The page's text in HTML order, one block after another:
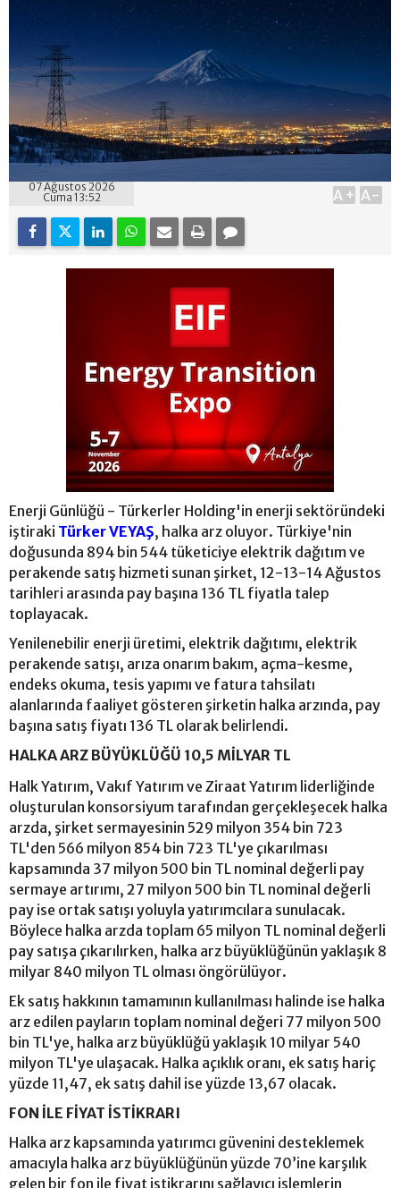
07 Ağustos 2026
Cuma 13:52
A+ A-
Enerji Günlüğü - Türkerler Holding'in enerji sektöründeki
iştiraki Türker VEYAŞ, halka arz oluyor. Türkiye'nin
doğusunda 894 bin 544 tüketiciye elektrik dağıtım ve
perakende satış hizmeti sunan şirket, 12-13-14 Ağustos
tarihleri arasında pay başına 136 TL fiyatla talep
toplayacak.
Yenilenebilir enerji üretimi, elektrik dağıtımı, elektrik
perakende satışı, arıza onarım bakım, açma-kesme,
endeks okuma, tesis yapımı ve fatura tahsilatı
alanlarında faaliyet gösteren şirketin halka arzında, pay
başına satış fiyatı 136 TL olarak belirlendi.
HALKA ARZ BÜYÜKLÜĞÜ 10,5 MİLYAR TL
Halk Yatırım, Vakıf Yatırım ve Ziraat Yatırım liderliğinde
oluşturulan konsorsiyum tarafından gerçekleşecek halka
arzda, şirket sermayesinin 529 milyon 354 bin 723
TL'den 566 milyon 854 bin 723 TL'ye çıkarılması
kapsamında 37 milyon 500 bin TL nominal değerli pay
sermaye artırımı, 27 milyon 500 bin TL nominal değerli
pay ise ortak satışı yoluyla yatırımcılara sunulacak.
Böylece halka arzda toplam 65 milyon TL nominal değerli
pay satışa çıkarılırken, halka arz büyüklüğünün yaklaşık 8
milyar 840 milyon TL olması öngörülüyor.
Ek satış hakkının tamamının kullanılması halinde ise halka
arz edilen payların toplam nominal değeri 77 milyon 500
bin TL'ye, halka arz büyüklüğü yaklaşık 10 milyar 540
milyon TL'ye ulaşacak. Halka açıklık oranı, ek satış hariç
yüzde 11,47, ek satış dahil ise yüzde 13,67 olacak.
FON İLE FİYAT İSTİKRARI
Halka arz kapsamında yatırımcı güvenini desteklemek
amacıyla halka arz büyüklüğünün yüzde 70’ine karşılık
gelen bir fon ile fiyat istikrarını sağlayıcı işlemlerin